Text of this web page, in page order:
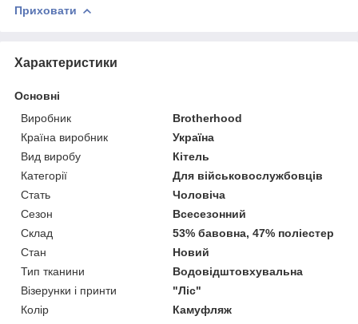
Приховати
Характеристики
Основні
Виробник
Brotherhood
Країна виробник
Україна
Вид виробу
Кітель
Категорії
Для військовослужбовців
Стать
Чоловіча
Сезон
Всесезонний
Склад
53% бавовна, 47% поліестер
Стан
Новий
Тип тканини
Водовідштовхувальна
Візерунки і принти
"Ліс"
Колір
Камуфляж